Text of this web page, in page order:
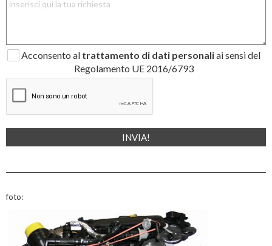
Acconsento al trattamento di dati personaliai sensi del
Regolamento UE 2016/6793
foto: